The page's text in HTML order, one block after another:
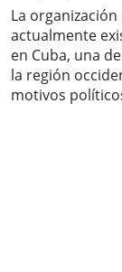
La
actualmente
en Cuba, una
la región
motivos